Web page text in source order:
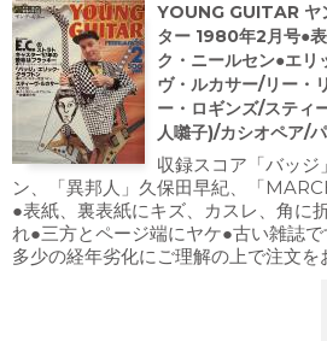
YOUNG GUITAR ヤ
ター 1980年2月号●
ク・ニールセン●エリ
ヴ・ルカサー/リー・
ー・ロギンズ/スティ
人囃子)/カシオペア/
収録スコア「バッジ
ン、「異邦人」久保田早紀、「
●表紙、裏表紙にキズ、カスレ、角に
れ●三方とページ端にヤケ●古い雑誌
多少の経年劣化にご理解の上で注文を